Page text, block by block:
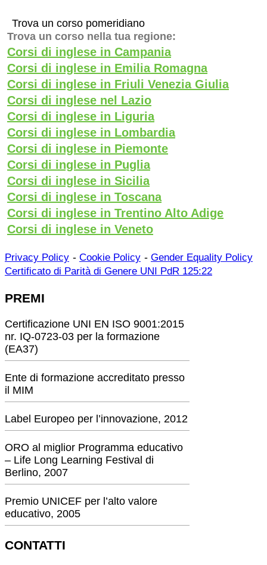
Trova un corso pomeridiano
Trova un corso nella tua regione:
Corsi di inglese in Campania
Corsi di inglese in Emilia Romagna
Corsi di inglese in Friuli Venezia Giulia
Corsi di inglese nel Lazio
Corsi di inglese in Liguria
Corsi di inglese in Lombardia
Corsi di inglese in Piemonte
Corsi di inglese in Puglia
Corsi di inglese in Sicilia
Corsi di inglese in Toscana
Corsi di inglese in Trentino Alto Adige
Corsi di inglese in Veneto
Privacy Policy - Cookie Policy - Gender Equality Policy
Certificato di Parità di Genere UNI PdR 125:22
PREMI
Certificazione UNI EN ISO 9001:2015
nr. IQ-0723-03 per la formazione
(EA37)
Ente di formazione accreditato presso
il MIM
Label Europeo per l’innovazione, 2012
ORO al miglior Programma educativo
– Life Long Learning Festival di
Berlino, 2007
Premio UNICEF per l’alto valore
educativo, 2005
CONTATTI